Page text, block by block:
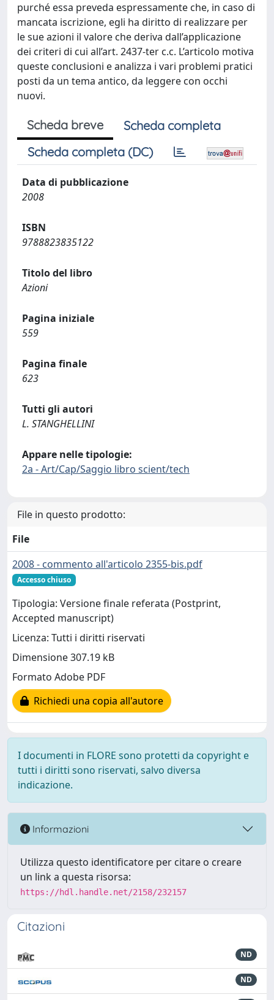
purché essa preveda espressamente che, in caso di
mancata iscrizione, egli ha diritto di realizzare per
le sue azioni il valore che deriva dall’applicazione
dei criteri di cui all’art. 2437-ter c.c. L’articolo motiva
queste conclusioni e analizza i vari problemi pratici
posti da un tema antico, da leggere con occhi
nuovi.
Scheda breve
Scheda completa
Scheda completa (DC)
Data di pubblicazione
2008
ISBN
9788823835122
Titolo del libro
Azioni
Pagina iniziale
559
Pagina finale
623
Tutti gli autori
L. STANGHELLINI
Appare nelle tipologie:
2a - Art/Cap/Saggio libro scient/tech
File in questo prodotto:
File
2008 - commento all'articolo 2355-bis.pdf
Accesso chiuso
Tipologia: Versione finale referata (Postprint,
Accepted manuscript)
Licenza: Tutti i diritti riservati
Dimensione 307.19 kB
Formato Adobe PDF
Richiedi una copia all'autore
I documenti in FLORE sono protetti da copyright e
tutti i diritti sono riservati, salvo diversa
indicazione.
Informazioni
Utilizza questo identificatore per citare o creare
un link a questa risorsa:
https://hdl.handle.net/2158/232157
Citazioni
ND
ND